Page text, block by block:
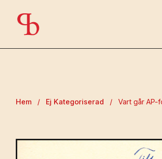
Hem / Ej Kategoriserad / Vart går AP-